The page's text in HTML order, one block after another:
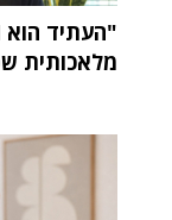
מלאכותית